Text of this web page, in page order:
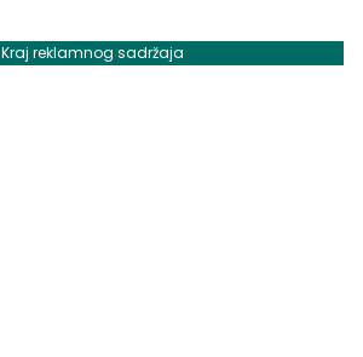
Kraj reklamnog sadržaja